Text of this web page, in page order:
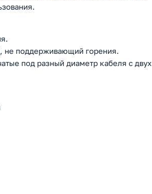
не поддерживающий горения.
под разный диаметр кабеля с двух